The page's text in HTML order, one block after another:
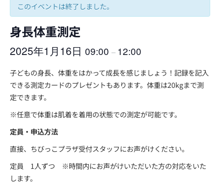
このイベントは終了しました。
身長体重測定
2025年1月16日 09:00 – 12:00
子どもの身長、体重をはかって成長を感じましょう！記録を記入
できる測定カードのプレゼントもあります。体重は20kgまで測
定できます。
※任意で体重は肌着を着用の状態での測定が可能です。
定員・申込方法
直接、ちびっこプラザ受付スタッフにお声がけください。
定員 1人ずつ ※時間内にお声がけいただいた方の対応をいた
します。